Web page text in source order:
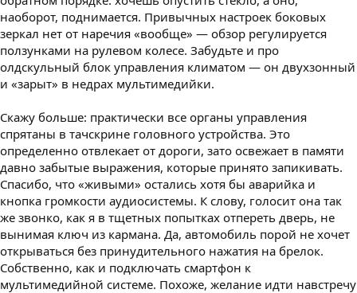
наоборот, поднимается. Привычных настроек боковых
зеркал нет от наречия «вообще» — обзор регулируется
ползунками на рулевом колесе. Забудьте и про
олдскульный блок управления климатом — он двухзонный
и «зарыт» в недрах мультимедийки.
Скажу больше: практически все органы управления
спрятаны в тачскрине головного устройства. Это
определенно отвлекает от дороги, зато освежает в памяти
давно забытые выражения, которые принято запикивать.
Спасибо, что «живыми» остались хотя бы аварийка и
кнопка громкости аудиосистемы. К слову, голосит она так
же звонко, как я в тщетных попытках отпереть дверь, не
вынимая ключ из кармана. Да, автомобиль порой не хочет
открываться без принудительного нажатия на брелок.
Собственно, как и подключать смартфон к
мультимедийной системе. Похоже, желание идти навстречу